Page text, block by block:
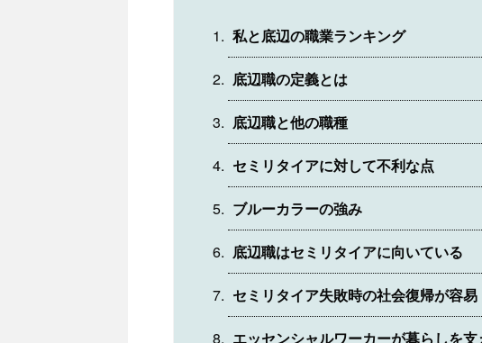
私と底辺の職業ランキング
底辺職の定義とは
底辺職と他の職種
セミリタイアに対して不利な点
ブルーカラーの強み
底辺職はセミリタイアに向いている
セミリタイア失敗時の社会復帰が容易
エッセンシャルワーカーが暮らしを支